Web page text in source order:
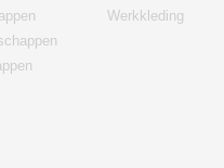
Werkkleding